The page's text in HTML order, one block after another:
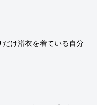
け浴衣を着ている自分